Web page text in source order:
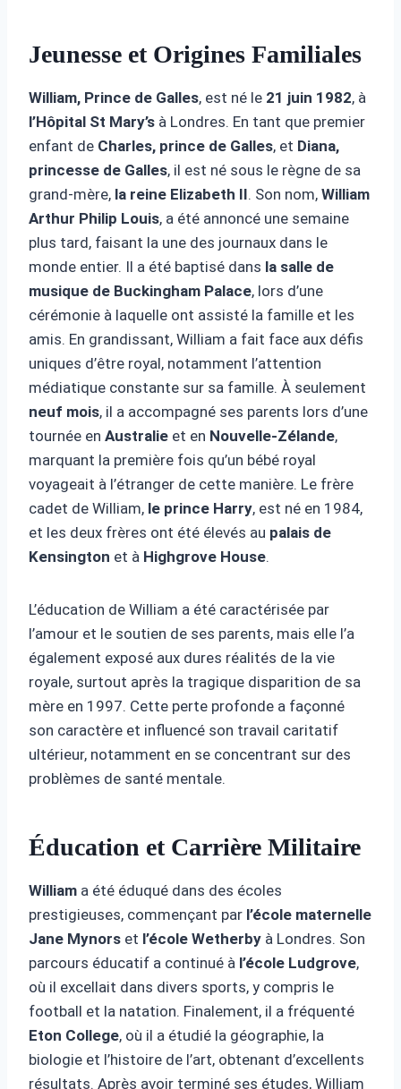
Jeunesse et Origines Familiales
William, Prince de Galles, est né le 21 juin 1982, à
l’Hôpital St Mary’s à Londres. En tant que premier
enfant de Charles, prince de Galles, et Diana,
princesse de Galles, il est né sous le règne de sa
grand-mère, la reine Elizabeth II. Son nom, William
Arthur Philip Louis, a été annoncé une semaine
plus tard, faisant la une des journaux dans le
monde entier. Il a été baptisé dans la salle de
musique de Buckingham Palace, lors d’une
cérémonie à laquelle ont assisté la famille et les
amis. En grandissant, William a fait face aux défis
uniques d’être royal, notamment l’attention
médiatique constante sur sa famille. À seulement
neuf mois, il a accompagné ses parents lors d’une
tournée en Australie et en Nouvelle-Zélande,
marquant la première fois qu’un bébé royal
voyageait à l’étranger de cette manière. Le frère
cadet de William, le prince Harry, est né en 1984,
et les deux frères ont été élevés au palais de
Kensington et à Highgrove House.
L’éducation de William a été caractérisée par
l’amour et le soutien de ses parents, mais elle l’a
également exposé aux dures réalités de la vie
royale, surtout après la tragique disparition de sa
mère en 1997. Cette perte profonde a façonné
son caractère et influencé son travail caritatif
ultérieur, notamment en se concentrant sur des
problèmes de santé mentale.
Éducation et Carrière Militaire
William a été éduqué dans des écoles
prestigieuses, commençant par l’école maternelle
Jane Mynors et l’école Wetherby à Londres. Son
parcours éducatif a continué à l’école Ludgrove,
où il excellait dans divers sports, y compris le
football et la natation. Finalement, il a fréquenté
Eton College, où il a étudié la géographie, la
biologie et l’histoire de l’art, obtenant d’excellents
résultats. Après avoir terminé ses études, William